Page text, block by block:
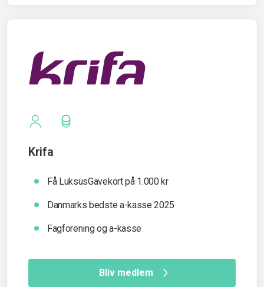
Krifa
Få LuksusGavekort på 1.000 kr
Danmarks bedste a-kasse 2025
Fagforening og a-kasse
Bliv medlem